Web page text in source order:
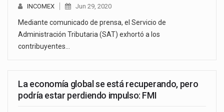
INCOMEX Jun 29, 2020
Mediante comunicado de prensa, el Servicio de
Administración Tributaria (SAT) exhortó a los
contribuyentes…
La economía global se está recuperando, pero
podría estar perdiendo impulso: FMI